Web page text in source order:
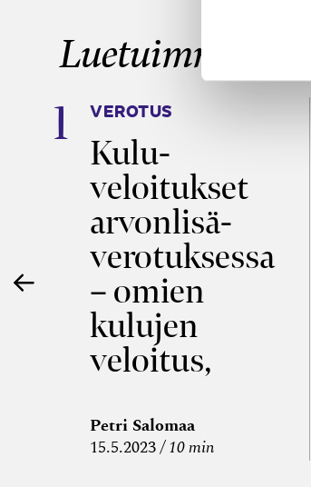
Luetuimmat
VEROTUS
Kulu­
veloitukset
arvon­lisä­
verotuksessa
– omien
kulujen
veloitus,
edelleen­
veloitus ja
Petri Salomaa
15.5.2023 10 min